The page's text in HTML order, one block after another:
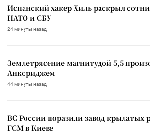
Испанский хакер Хиль раскрыл сотни
НАТО и СБУ
24 минуты назад
Землетрясение магнитудой 5,5
Анкориджем
44 минуты назад
ВС России поразили завод крылатых
ГСМ в Киеве